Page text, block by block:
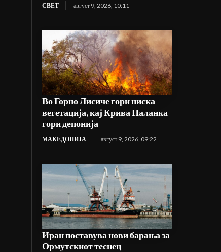
СВЕТ август 9, 2026, 10:11
Во Горно Лисиче гори ниска
вегетација, кај Крива Паланка
гори депонија
МАКЕДОНИЈА август 9, 2026, 09:22
Иран поставува нови барања за
Ормутскиот теснец